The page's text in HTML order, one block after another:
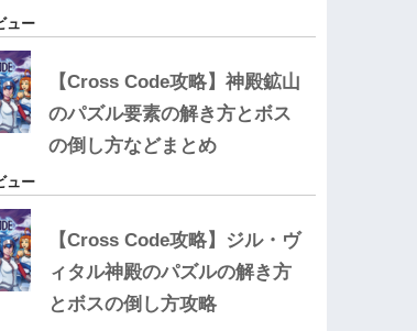
ュー
【Cross Code攻略】神殿鉱山
のパズル要素の解き方とボス
の倒し方などまとめ
ュー
【Cross Code攻略】ジル・ヴ
ィタル神殿のパズルの解き方
とボスの倒し方攻略